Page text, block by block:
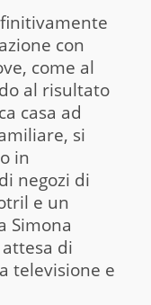
con
come al
al risultato
casa ad
si
in
negozi di
e un
Simona
di
televisione e